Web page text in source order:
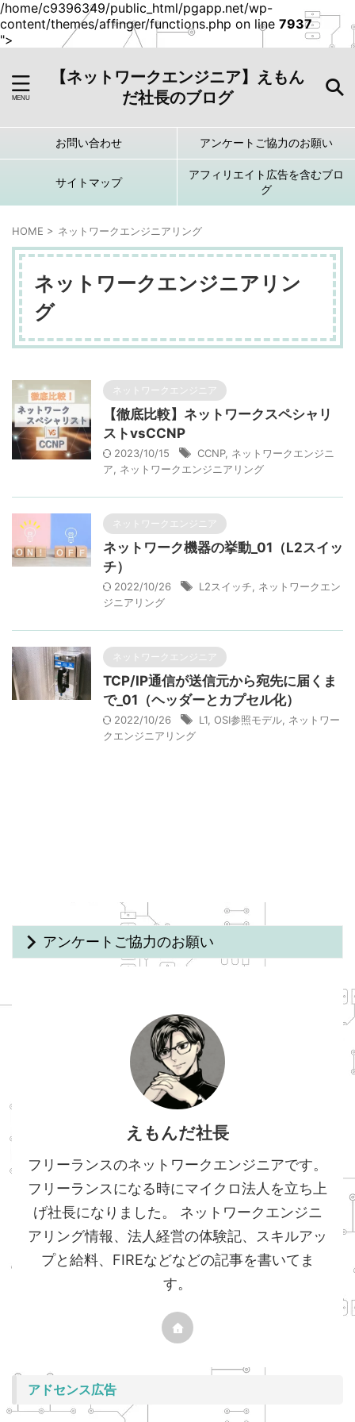
/home/c9396349/public_html/pgapp.net/wp-
content/themes/affinger/functions.php on line 7937
">
【ネットワークエンジニア】えもん
だ社長のブログ
お問い合わせ アンケートご協力のお願い
サイトマップ
アフィリエイト広告を含むブロ
グ
HOME > ネットワークエンジニアリング
ネットワークエンジニアリン
グ
ネットワークエンジニア
【徹底比較】ネットワークスペシャリ
ストvsCCNP
2023/10/15 CCNP, ネットワークエンジニ
ア
ネットワークエンジニアリング
ネットワークエンジニア
ネットワーク機器の挙動_01（L2スイッ
チ）
2022/10/26 L2スイッチ
ネットワークエン
ジニアリング
ネットワークエンジニア
TCP/IP通信が送信元から宛先に届くま
で_01（ヘッダーとカプセル化）
2022/10/26 L1 OSI参照モデル ネットワー
クエンジニアリング
アンケートご協力のお願い
えもんだ社長
フリーランスのネットワークエンジニアです。
フリーランスになる時にマイクロ法人を立ち上
げ社長になりました。 ネットワークエンジニ
アリング情報、法人経営の体験記、スキルアッ
プと給料、FIREなどなどの記事を書いてま
す。
アドセンス広告